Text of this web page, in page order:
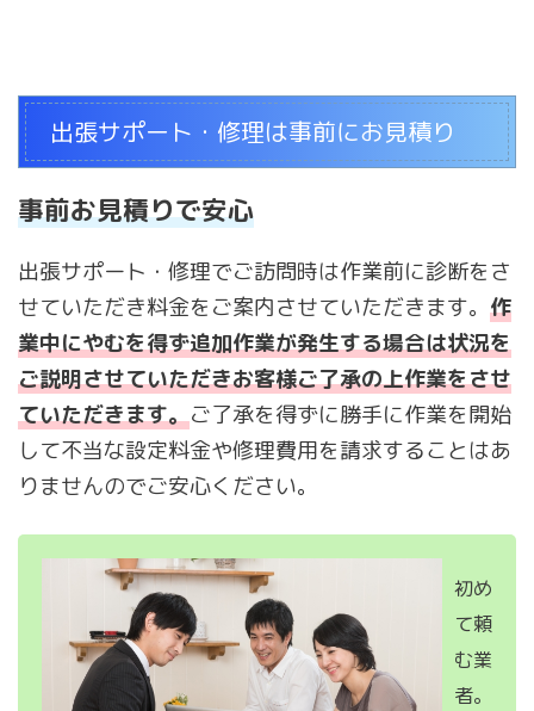
出張サポート・修理は事前にお見積り
事前お見積りで安心
出張サポート・修理でご訪問時は作業前に診断をさ
せていただき料金をご案内させていただきます。 作
業中にやむを得ず追加作業が発生する場合は状況を
ご説明させていただきお客様ご了承の上作業をさせ
ていただきます。ご了承を得ずに勝手に作業を開始
して不当な設定料金や修理費用を請求することはあ
りませんのでご安心ください。
初め
て頼
む業
者。